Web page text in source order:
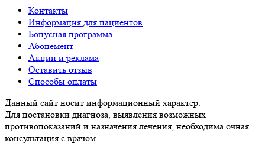
Контакты
Информация для пациентов
Бонусная программа
Абонемент
Акции и реклама
Оставить отзыв
Способы оплаты
Данный сайт носит информационный характер.
Для постановки диагноза, выявления возможных
противопоказаний и назначения лечения, необходима очная
консультация с врачом.